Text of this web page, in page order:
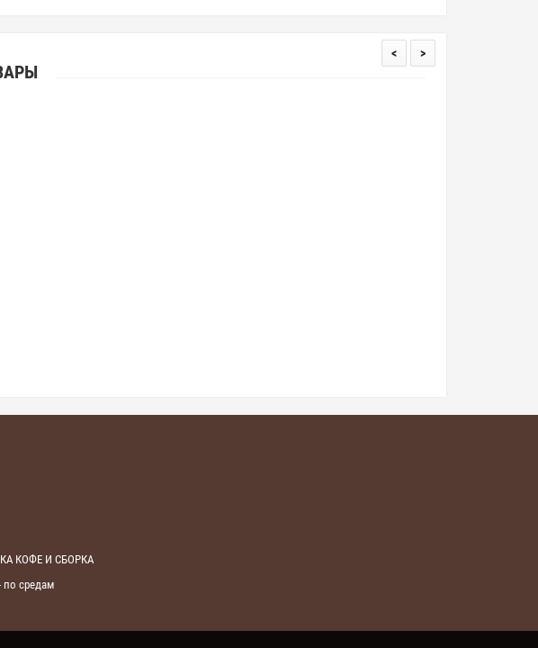
< >
КОФЕ И СБОРКА
средам